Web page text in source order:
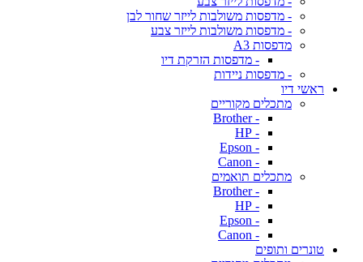
- מדפסות משולבות לייזר שחור לבן
- מדפסות משולבות לייזר צבע
מדפסות A3
- מדפסות הזרקת דיו
- מדפסות ניידות
ראשי דיו
מתכלים מקוריים
- Brother
- HP
- Epson
- Canon
מתכלים תואמים
- Brother
- HP
- Epson
- Canon
טונרים ותופים